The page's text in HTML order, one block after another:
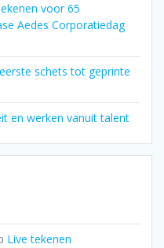
voor 65
Aedes Corporatiedag
schets tot geprinte
en werken vanuit talent
Live tekenen